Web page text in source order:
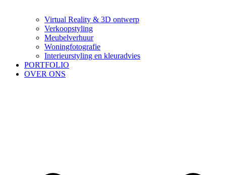
Virtual Reality & 3D ontwerp
Verkoopstyling
Meubelverhuur
Woningfotografie
Interieurstyling en kleuradvies
PORTFOLIO
OVER ONS